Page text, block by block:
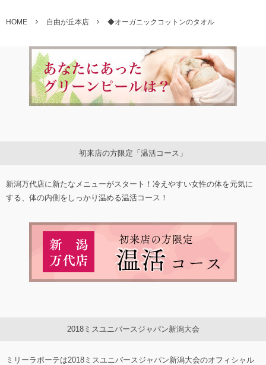
HOME 自由が丘本店 ◆オーガニックコットンのタオル
初来店の方限定「温活コース」
新潟万代店に新たなメニューがスタート！冷えやすい女性の体を元気に
する、体の内側をしっかり温める温活コース！
2018ミスユニバースジャパン新潟大会
ミリーラボーテは2018ミスユニバースジャパン新潟大会のオフィシャル